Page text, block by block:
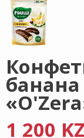
1 200